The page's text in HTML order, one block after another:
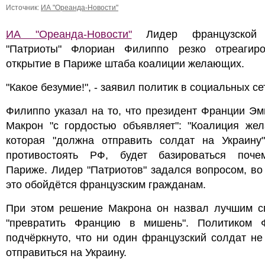
Источник: ИА "Ореанда-Новости"
ИА "Ореанда-Новости"Лидер французской
"Патриоты" Флориан Филиппо резко
открытие в Париже штаба коалиции желающих.
"Какое безумие!", - заявил политик в социальных
Филиппо указал на то, что президент Франции
Макрон "с гордостью объявляет": "Коалиция
которая "должна отправить солдат на
противостоять РФ, будет базироваться
Париже. Лидер "Патриотов" задался вопросом, во
это обойдётся французским гражданам.
При этом решение Макрона он назвал лучшим
"превратить Францию в мишень". Политиком
подчёркнуто, что ни один французский солдат
отправиться на Украину.